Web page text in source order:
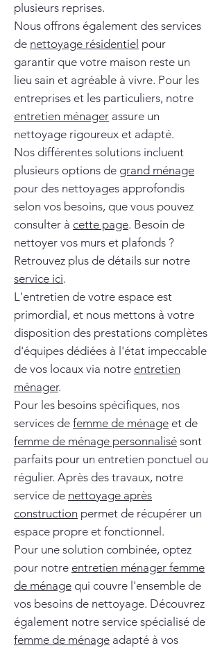
plusieurs reprises.
Nous offrons également des services
de nettoyage résidentiel pour
garantir que votre maison reste un
lieu sain et agréable à vivre. Pour les
entreprises et les particuliers, notre
entretien ménager assure un
nettoyage rigoureux et adapté.
Nos différentes solutions incluent
plusieurs options de grand ménage
pour des nettoyages approfondis
selon vos besoins, que vous pouvez
consulter à cette page. Besoin de
nettoyer vos murs et plafonds ?
Retrouvez plus de détails sur notre
service ici.
L'entretien de votre espace est
primordial, et nous mettons à votre
disposition des prestations complètes
d'équipes dédiées à l'état impeccable
de vos locaux via notre entretien
ménager.
Pour les besoins spécifiques, nos
services de femme de ménage et de
femme de ménage personnalisé sont
parfaits pour un entretien ponctuel ou
régulier. Après des travaux, notre
service de nettoyage après
construction permet de récupérer un
espace propre et fonctionnel.
Pour une solution combinée, optez
pour notre entretien ménager femme
de ménage qui couvre l'ensemble de
vos besoins de nettoyage. Découvrez
également notre service spécialisé de
femme de ménage adapté à vos